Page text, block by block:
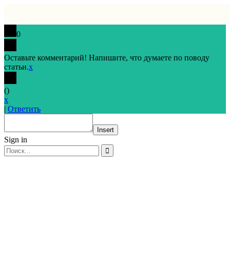
0
Оставьте комментарий! Напишите, что думаете по поводу
статьи.x
()
x
| Ответить
Insert
Sign in